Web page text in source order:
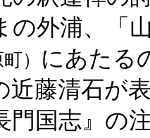
の外浦、「
） にあたる
藤清石が
門国志』の